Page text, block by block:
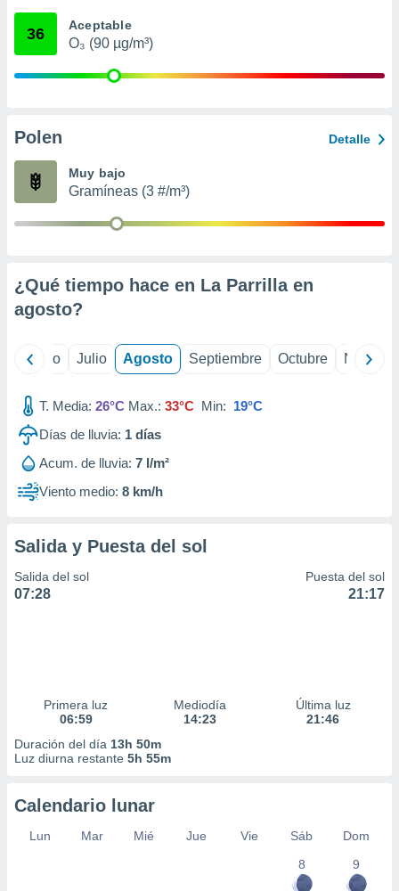
mediante
publicidad
de
36 Aceptable
O₃ (90 µg/m³)
Polen Detalle
Muy bajo
Gramíneas (3 #/m³)
¿Qué tiempo hace en La Parrilla en
agosto?
Junio Julio Agosto Septiembre Octubre
T. Media: 26°C Max.: 33°C Min: 19°C
Días de lluvia: 1 días
Acum. de lluvia: 7 l/m²
Viento medio: 8 km/h
Salida y Puesta del sol
Salida del sol
07:28
Puesta del sol
21:17
Primera luz
06:59
Mediodía
14:23
Última luz
21:46
Duración del día 13h 50m
Luz diurna restante 5h 55m
Calendario lunar
Lun Mar Mié Jue Vie Sáb
Dom
8
9